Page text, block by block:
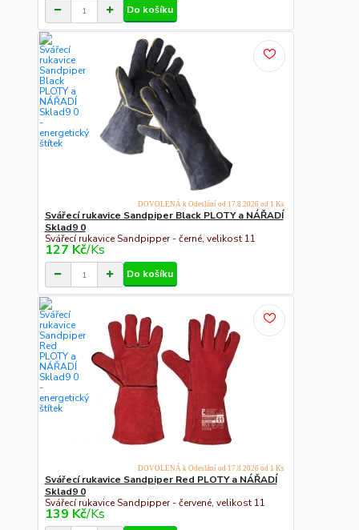
Do košíku
Svářecí rukavice Sandpiper Black PLOTY a NÁŘADÍ
Sklad9 0
Svářecí rukavice Sandpipper - černé, velikost 11
127 Kč/Ks
DOVOLENÁ k Odeslání od 17.8.2026 od 1 Ks
Do košíku
Svářecí rukavice Sandpiper Red PLOTY a NÁŘADÍ
Sklad9 0
Svářecí rukavice Sandpipper - červené, velikost 11
139 Kč/Ks
DOVOLENÁ k Odeslání od 17.8.2026 od 1 Ks